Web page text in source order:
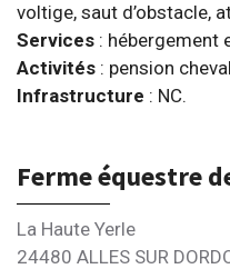
voltige, saut d’obstacle,
Services : hébergement
Activités : pension
Infrastructure : NC.
Ferme équestre
La Haute Yerle
24480 ALLES SUR